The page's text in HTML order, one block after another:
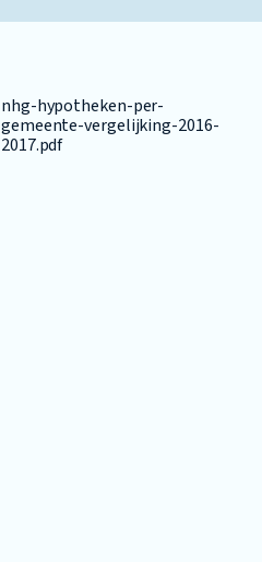
nhg-hypotheken-per-
gemeente-vergelijking-2016-
2017.pdf